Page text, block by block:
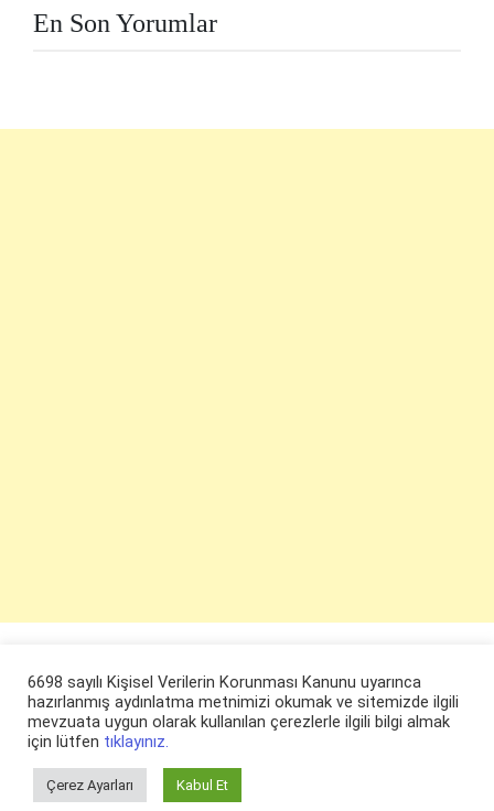
En Son Yorumlar
© ruyaevi.com 2022
6698 sayılı Kişisel Verilerin Korunması Kanunu uyarınca
hazırlanmış aydınlatma metnimizi okumak ve sitemizde ilgili
mevzuata uygun olarak kullanılan çerezlerle ilgili bilgi almak
için lütfen tıklayınız.
Çerez Ayarları Kabul Et